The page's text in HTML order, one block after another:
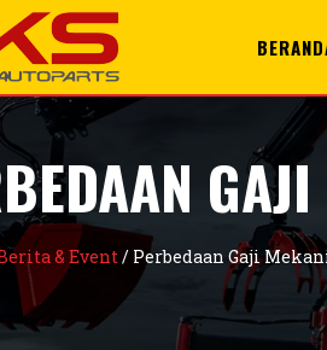
& Event/ Perbedaan Gaji